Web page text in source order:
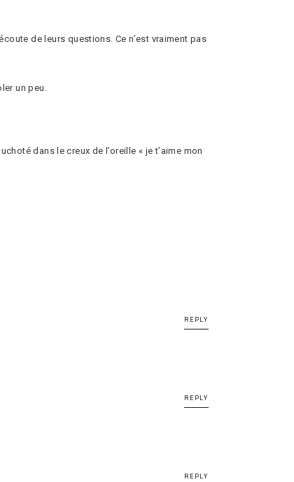
de leurs questions. Ce n’est vraiment pas
un peu.
dans le creux de l’oreille « je t’aime mon
REPLY
REPLY
REPLY